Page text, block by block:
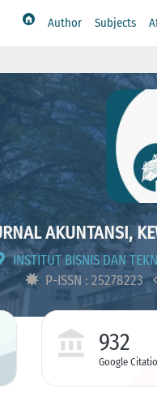
Author Subjects
AKUNTANSI,
INSTITUT BISNIS DAN
P-ISSN : 25278223
932
Google